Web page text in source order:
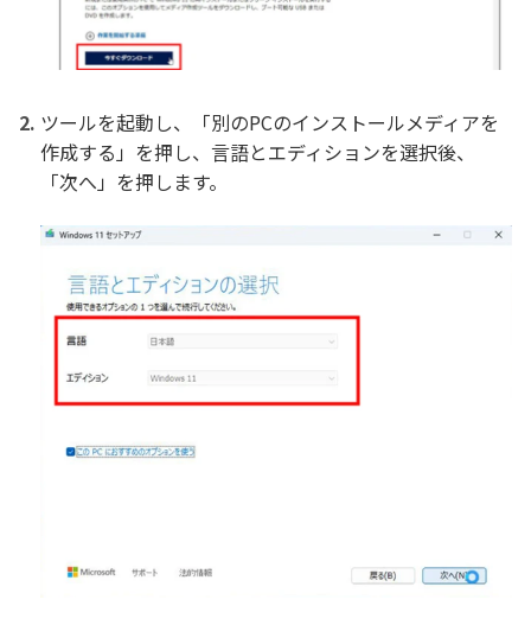
ツールを起動し、「別のPCのインストールメディアを
作成する」を押し、言語とエディションを選択後、
「次へ」を押します。